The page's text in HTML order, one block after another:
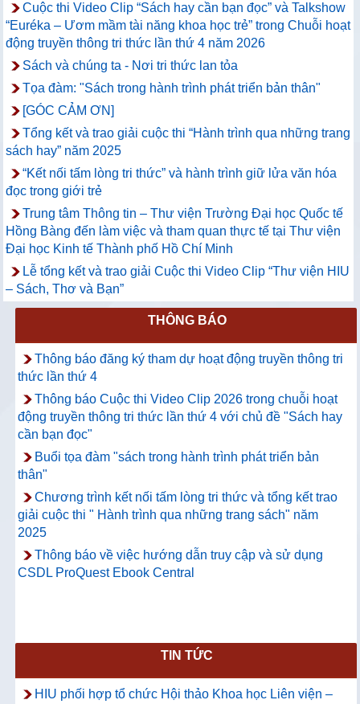
Cuộc thi Video Clip “Sách hay cần bạn đọc” và Talkshow
“Euréka – Ươm mầm tài năng khoa học trẻ” trong Chuỗi hoạt
động truyền thông tri thức lần thứ 4 năm 2026
Sách và chúng ta - Nơi tri thức lan tỏa
Tọa đàm: "Sách trong hành trình phát triển bản thân"
[GÓC CẢM ƠN]
Tổng kết và trao giải cuộc thi “Hành trình qua những trang
sách hay” năm 2025
“Kết nối tấm lòng tri thức” và hành trình giữ lửa văn hóa
đọc trong giới trẻ
Trung tâm Thông tin – Thư viện Trường Đại học Quốc tế
Hồng Bàng đến làm việc và tham quan thực tế tại Thư viện
Đại học Kinh tế Thành phố Hồ Chí Minh
Lễ tổng kết và trao giải Cuộc thi Video Clip “Thư viện HIU
– Sách, Thơ và Bạn”
THÔNG BÁO
Thông báo đăng ký tham dự hoạt động truyền thông tri
thức lần thứ 4
Thông báo Cuộc thi Video Clip 2026 trong chuỗi hoạt
động truyền thông tri thức lần thứ 4 với chủ đề "Sách hay
cần bạn đọc"
Buổi tọa đàm "sách trong hành trình phát triển bản
thân"
Chương trình kết nối tấm lòng tri thức và tổng kết trao
giải cuộc thi " Hành trình qua những trang sách" năm
2025
Thông báo về việc hướng dẫn truy cập và sử dụng
CSDL ProQuest Ebook Central
TIN TỨC
HIU phối hợp tổ chức Hội thảo Khoa học Liên viện –